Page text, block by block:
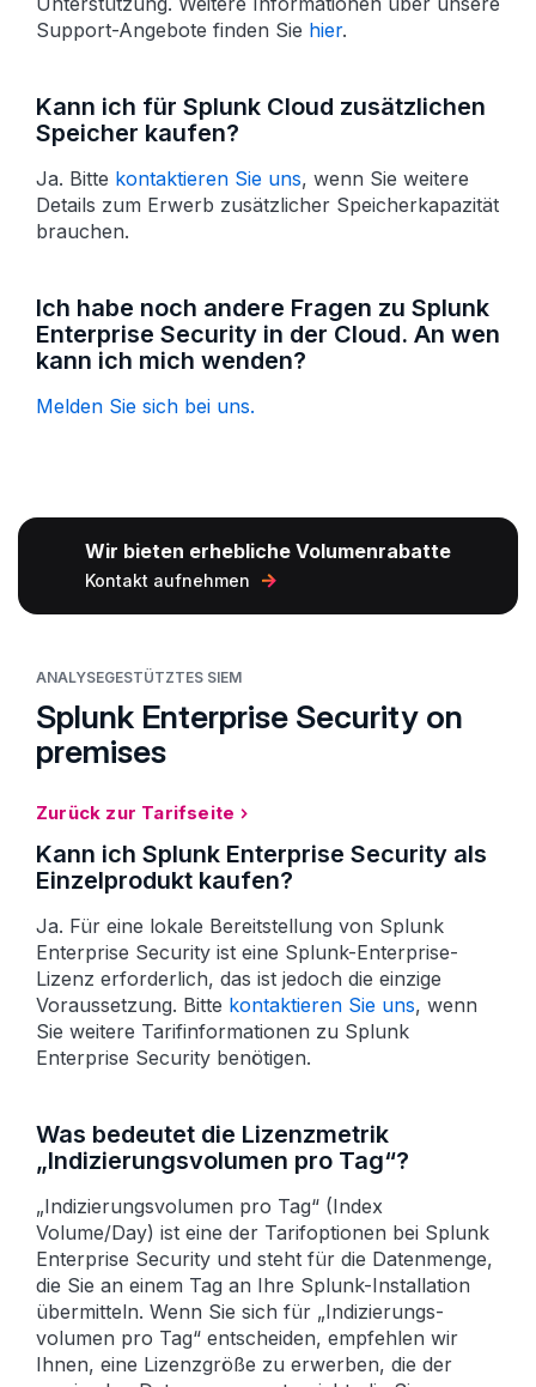
Support-Angebote finden Sie hier.
Kann ich für Splunk Cloud zusätzlichen
Speicher kaufen?
Ja. Bitte kontaktieren Sie uns, wenn Sie weitere
Details zum Erwerb zusätzlicher Speicherkapazität
brauchen.
Ich habe noch andere Fragen zu Splunk
Enterprise Security in der Cloud. An wen
kann ich mich wenden?
Melden Sie sich bei uns.
Wir bieten erhebliche Volumenrabatte
Kontakt aufnehmen
Kann ich Splunk Enterprise Security als
Einzelprodukt kaufen?
Ja. Für eine lokale Bereitstellung von Splunk
Enterprise Security ist eine Splunk-Enterprise-
Lizenz erforderlich, das ist jedoch die einzige
Voraussetzung. Bitte kontaktieren Sie uns, wenn
Sie weitere Tarifinformationen zu Splunk
Enterprise Security benötigen.
Was bedeutet die Lizenzmetrik
„Indizierungsvolumen pro Tag“?
„Indizierungsvolumen pro Tag“ (Index
Volume/Day) ist eine der Tarif­optionen bei Splunk
Enterprise Security und steht für die Daten­menge,
die Sie an einem Tag an Ihre Splunk-Installation
übermitteln. Wenn Sie sich für „Indizierungs­
volumen pro Tag“ entscheiden, empfehlen wir
Ihnen, eine Lizenz­größe zu erwerben, die der
ANALYSEGESTÜTZTES SIEM
Splunk Enterprise Security on
premises
Zurück zur Tarifseite